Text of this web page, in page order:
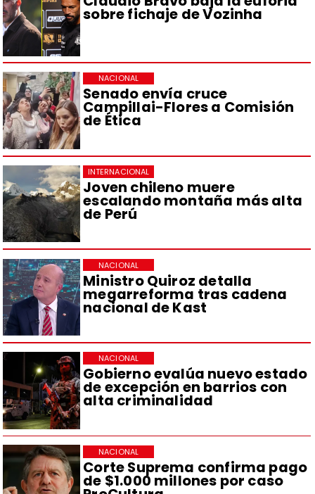
sobre fichaje de Vozinha
Senado envía cruce
Campillai-Flores a Comisión
de Ética
NACIONAL
Joven chileno muere
escalando montaña más alta
de Perú
INTERNACIONAL
Ministro Quiroz detalla
megarreforma tras cadena
nacional de Kast
NACIONAL
Gobierno evalúa nuevo estado
de excepción en barrios con
alta criminalidad
NACIONAL
Corte Suprema confirma pago
de $1.000 millones por caso
NACIONAL